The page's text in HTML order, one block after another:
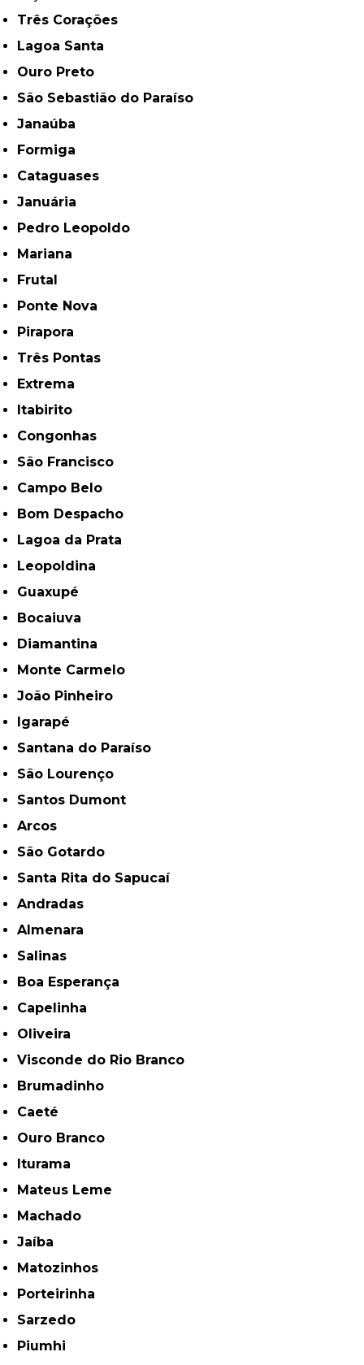
Três Corações
Lagoa Santa
Ouro Preto
São Sebastião do Paraíso
Janaúba
Formiga
Cataguases
Januária
Pedro Leopoldo
Mariana
Frutal
Ponte Nova
Pirapora
Três Pontas
Extrema
Itabirito
Congonhas
São Francisco
Campo Belo
Bom Despacho
Lagoa da Prata
Leopoldina
Guaxupé
Bocaiuva
Diamantina
Monte Carmelo
João Pinheiro
Igarapé
Santana do Paraíso
São Lourenço
Santos Dumont
Arcos
São Gotardo
Santa Rita do Sapucaí
Andradas
Almenara
Salinas
Boa Esperança
Capelinha
Oliveira
Visconde do Rio Branco
Brumadinho
Caeté
Ouro Branco
Iturama
Mateus Leme
Machado
Jaíba
Matozinhos
Porteirinha
Sarzedo
Piumhi